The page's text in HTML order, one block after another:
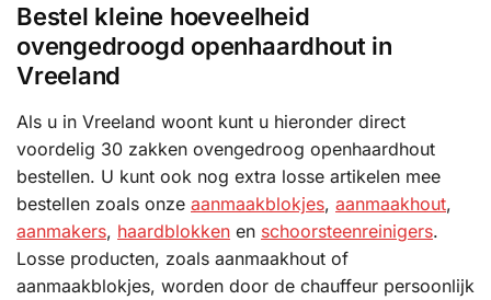
Bestel kleine hoeveelheid
ovengedroogd openhaardhout in
Vreeland
Als u in Vreeland woont kunt u hieronder direct
voordelig 30 zakken ovengedroog openhaardhout
bestellen. U kunt ook nog extra losse artikelen mee
bestellen zoals onze aanmaakblokjes, aanmaakhout,
aanmakers, haardblokken en schoorsteenreinigers.
Losse producten, zoals aanmaakhout of
aanmaakblokjes, worden door de chauffeur persoonlijk